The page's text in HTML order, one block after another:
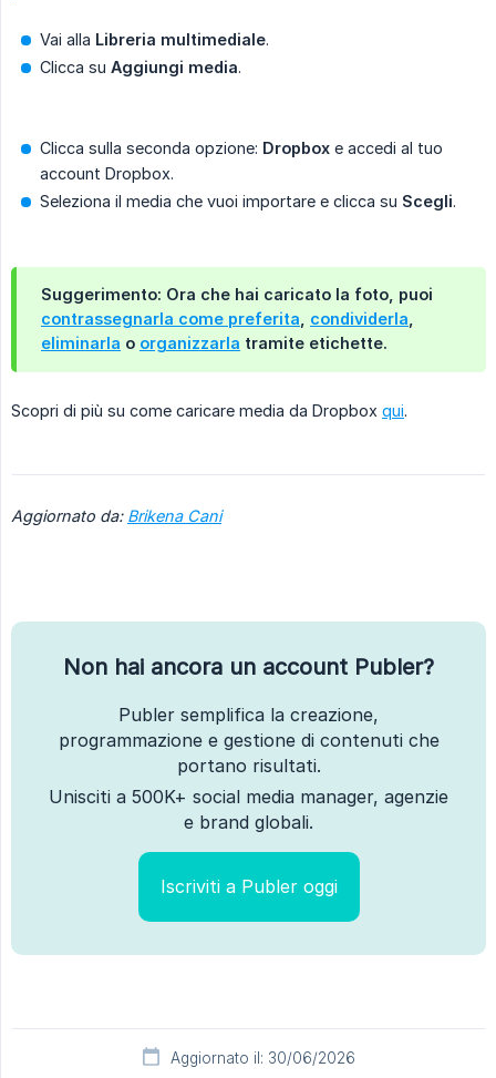
Vai alla Libreria multimediale.
Clicca su Aggiungi media.
Clicca sulla seconda opzione: Dropbox e accedi al tuo
account Dropbox.
Seleziona il media che vuoi importare e clicca su Scegli.
Suggerimento: Ora che hai caricato la foto, puoi
contrassegnarla come preferita
condividerla
eliminarla o organizzarla tramite etichette.
Scopri di più su come caricare media da Dropbox qui.
Aggiornato da: Brikena Cani
Non hai ancora un account Publer?
Publer semplifica la creazione,
programmazione e gestione di contenuti che
portano risultati.
Unisciti a 500K+ social media manager, agenzie
e brand globali.
Iscriviti a Publer oggi
Aggiornato il: 30/06/2026